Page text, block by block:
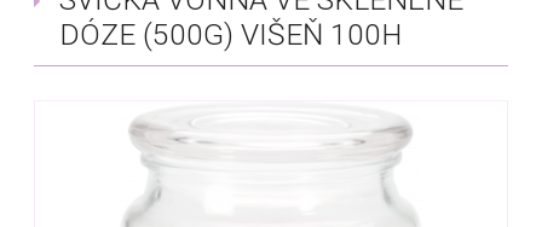
DÓZE (500G) VIŠEŇ 100H